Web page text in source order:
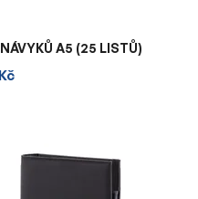
A5 (25 LISTŮ)